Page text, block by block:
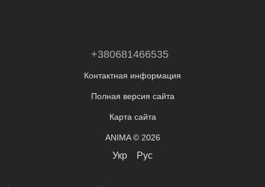
+380681466535
Контактная информация
Полная версия сайта
Карта сайта
ANIMA © 2026
Укр Рус